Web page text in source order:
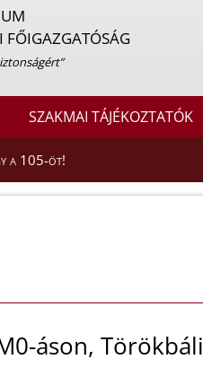
FŐIGAZGATÓSÁG
SZAKMAI TÁJÉKOZTATÓK
a 105-öt!
áson,